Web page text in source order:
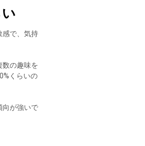
感で、気持
数の趣味を
くらいの
向が強いで